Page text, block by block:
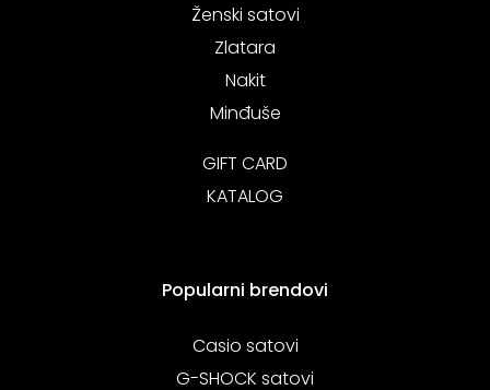
Ženski satovi
Zlatara
Nakit
Minđuše
GIFT CARD
KATALOG
Popularni brendovi
Casio satovi
G-SHOCK satovi